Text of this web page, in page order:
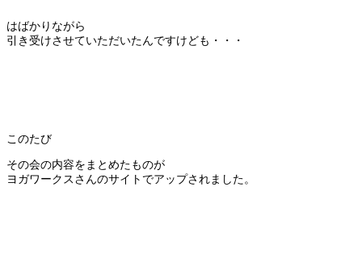
はばかりながら
引き受けさせていただいたんですけども・・・
このたび
その会の内容をまとめたものが
ヨガワークスさんのサイトでアップされました。